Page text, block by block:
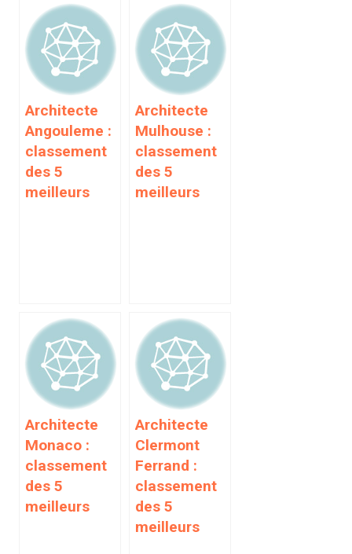
Architecte
Angouleme :
classement
des 5
meilleurs
Architecte
Mulhouse :
classement
des 5
meilleurs
Architecte
Monaco :
classement
des 5
meilleurs
Architecte
Clermont
Ferrand :
classement
des 5
meilleurs